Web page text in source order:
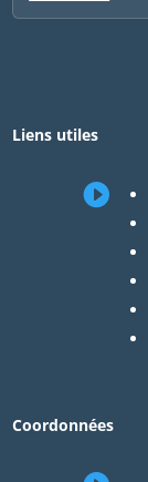
Liens utiles

Coordonnées